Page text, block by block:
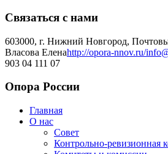
Связаться с нами
603000, г. Нижний Новгород,
Власова Еленаhttp://opora-nnov.ru/
903 04 111 07
Опора России
Главная
О нас
Совет
Контрольно-ревизионная